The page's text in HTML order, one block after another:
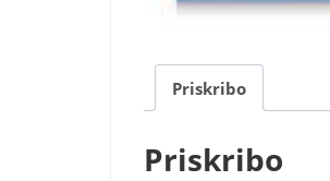
Priskribo
Priskribo